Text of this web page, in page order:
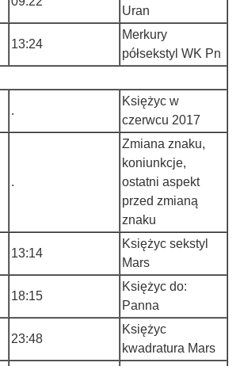
Uran
13:24
Merkury
półsekstyl WK Pn
.
Księżyc w
czerwcu 2017
.
Zmiana znaku,
koniunkcje,
ostatni aspekt
przed zmianą
znaku
13:14
Księżyc sekstyl
Mars
18:15
Księżyc do:
Panna
23:48
Księżyc
kwadratura Mars